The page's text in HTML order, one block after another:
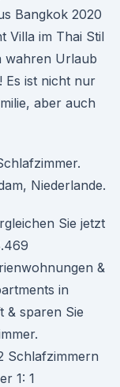
Bangkok 2020
Villa im Thai Stil
wahren Urlaub
Es ist nicht nur
aber auch
Niederlande.
Sie jetzt
&
in
& sparen Sie
Schlafzimmern
1: 1